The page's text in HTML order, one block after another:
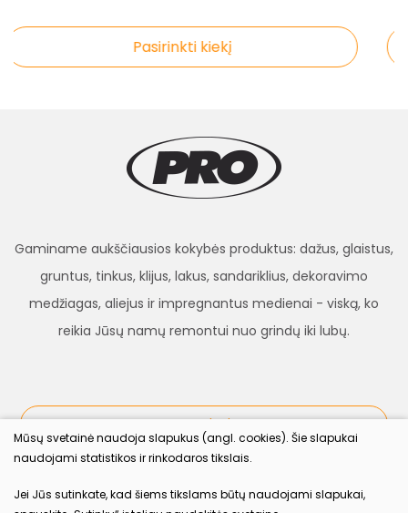
Pasirinkti kiekį
Gaminame aukščiausios kokybės produktus: dažus, glaistus,
gruntus, tinkus, klijus, lakus, sandariklius, dekoravimo
medžiagas, aliejus ir impregnantus medienai - viską, ko
reikia Jūsų namų remontui nuo grindų iki lubų.
procolor.lt
Mūsų svetainė naudoja slapukus (angl. cookies). Šie slapukai
naudojami statistikos ir rinkodaros tikslais.
Jei Jūs sutinkate, kad šiems tikslams būtų naudojami slapukai,